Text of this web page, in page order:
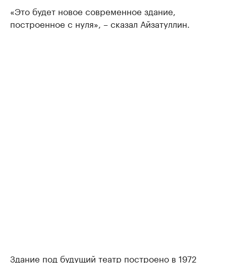
«Это будет новое современное здание,
построенное с нуля», – сказал Айзатуллин.
Здание под будущий театр построено в 1972